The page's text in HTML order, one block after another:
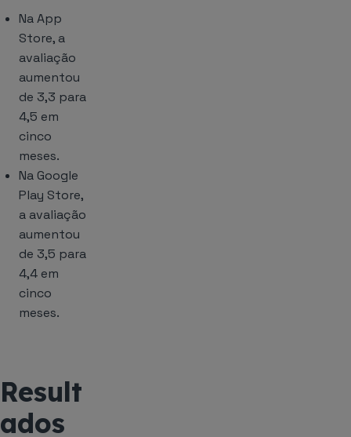
Na App
Store, a
avaliação
aumentou
de 3,3 para
4,5 em
cinco
meses.
Na Google
Play Store,
a avaliação
aumentou
de 3,5 para
4,4 em
cinco
meses.
Result
ados